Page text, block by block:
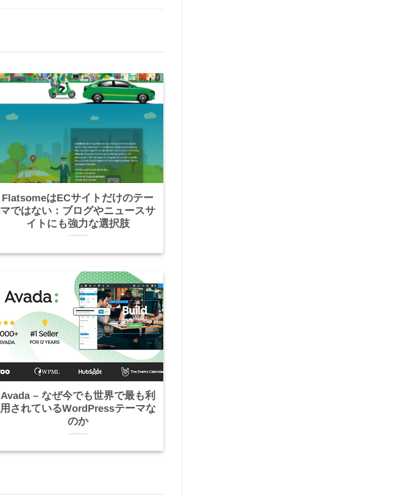
FlatsomeはECサイトだけのテー
マではない：ブログやニュースサ
イトにも強力な選択肢
Avada – なぜ今でも世界で最も利
用されているWordPressテーマな
のか